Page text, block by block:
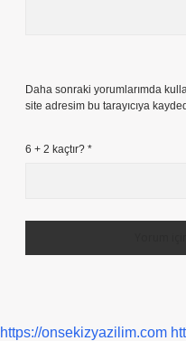
Daha sonraki yorumlarımda
site adresim bu tarayıcıya
6 + 2 kaçtır? *
https://onsekizyazilim.com